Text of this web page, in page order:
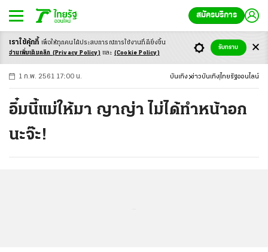
สมัครบริการ
-ก ก ก+
1 ก.พ. 2561 17:00 น. บันเทิง ข่าวบันเทิง ไทยรัฐออนไลน์
อึ๋มนี้แม่ให้มา ญาญ่า ไม่ได้ทำหน้าอก
นะจ๊ะ!
เราใช้คุ้กกี้ เพื่อให้ทุกคนได้ประสบการณ์การใช้งานที่ดียิ่งขึ้น
อ่านเพิ่มเติมคลิก (Privacy Policy) และ (Cookie Policy)
รับทราบ